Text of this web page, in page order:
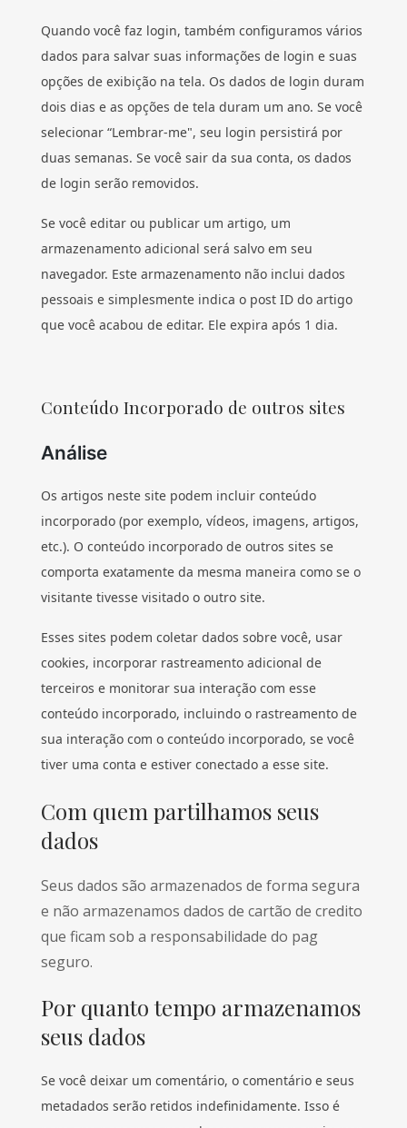
Quando você faz login, também configuramos vários
dados para salvar suas informações de login e suas
opções de exibição na tela. Os dados de login duram
dois dias e as opções de tela duram um ano. Se você
selecionar “Lembrar-me", seu login persistirá por
duas semanas. Se você sair da sua conta, os dados
de login serão removidos.
Se você editar ou publicar um artigo, um
armazenamento adicional será salvo em seu
navegador. Este armazenamento não inclui dados
pessoais e simplesmente indica o post ID do artigo
que você acabou de editar. Ele expira após 1 dia.
Conteúdo Incorporado de outros sites
Análise
Os artigos neste site podem incluir conteúdo
incorporado (por exemplo, vídeos, imagens, artigos,
etc.). O conteúdo incorporado de outros sites se
comporta exatamente da mesma maneira como se o
visitante tivesse visitado o outro site.
Esses sites podem coletar dados sobre você, usar
cookies, incorporar rastreamento adicional de
terceiros e monitorar sua interação com esse
conteúdo incorporado, incluindo o rastreamento de
sua interação com o conteúdo incorporado, se você
tiver uma conta e estiver conectado a esse site.
Com quem partilhamos seus
dados
Seus dados são armazenados de forma segura
e não armazenamos dados de cartão de credito
que ficam sob a responsabilidade do pag
seguro.
Por quanto tempo armazenamos
seus dados
Se você deixar um comentário, o comentário e seus
metadados serão retidos indefinidamente. Isso é